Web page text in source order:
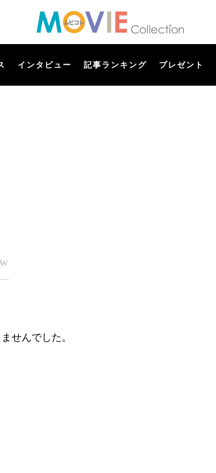
インタビュー 記事ランキング プレゼント
せんでした。